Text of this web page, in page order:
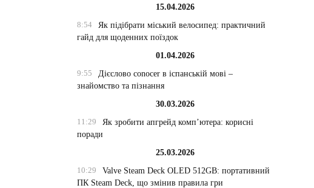
15.04.2026
8:54
Як підібрати міський велосипед: практичний
гайд для щоденних поїздок
01.04.2026
9:55
Дієслово conocer в іспанській мові –
знайомство та пізнання
30.03.2026
11:29
Як зробити апгрейд комп’ютера: корисні
поради
25.03.2026
10:29
Valve Steam Deck OLED 512GB: портативний
ПК Steam Deck, що змінив правила гри